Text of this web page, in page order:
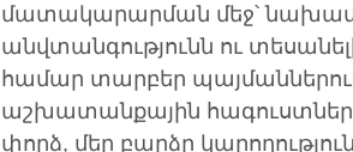
մատակարարման մեջ՝
անվտանգությունն ու
համար տարբեր
աշխատանքային
փորձ, մեր բարձր